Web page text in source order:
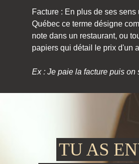
Facture : En plus de ses sens
Québec ce terme désigne
note dans un restaurant, ou
papiers qui détail le prix d'un
Ex : Je paie la facture puis on
TU AS